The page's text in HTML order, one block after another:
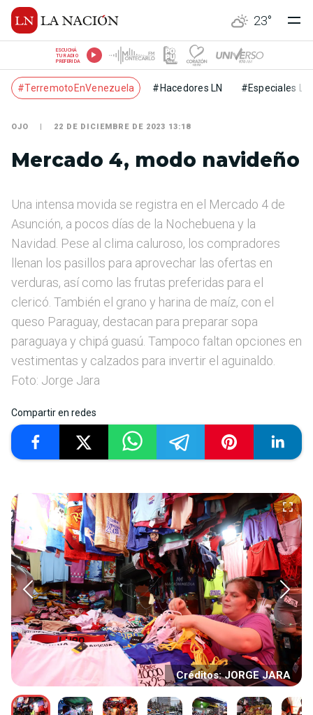
23°
ESCUCHÁ
TU RADIO
PREFERIDA
#TerremotoEnVenezuela #Hacedores LN #Especiales LN
OJO 22 DE DICIEMBRE DE 2023 13:18
Mercado 4, modo navideño
Una intensa movida se registra en el Mercado 4 de
Asunción, a pocos días de la Nochebuena y la
Navidad. Pese al clima caluroso, los compradores
llenan los pasillos para aprovechar las ofertas en
verduras, así como las frutas preferidas para el
clericó. También el grano y harina de maíz, con el
queso Paraguay, destacan para preparar sopa
paraguaya y chipá guasú. Tampoco faltan opciones en
vestimentas y calzados para invertir el aguinaldo.
Foto: Jorge Jara
Compartir en redes
Créditos: JORGE JARA